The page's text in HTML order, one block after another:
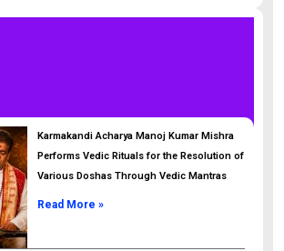
Karmakandi Acharya Manoj Kumar Mishra
Performs Vedic Rituals for the Resolution of
Various Doshas Through Vedic Mantras
Read More »